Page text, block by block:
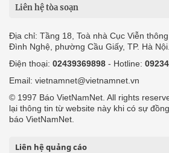
Liên hệ tòa soạn
Địa chỉ: Tầng 18, Toà nhà Cục Viễn
Đình Nghệ, phường Cầu Giấy, TP. Hà Nội.
Điện thoại: 02439369898 - Hotline:
Email: vietnamnet@vietnamnet.vn
© 1997 Báo VietNamNet. All rights
lại thông tin từ website này khi có sự
báo VietNamNet.
Liên hệ quảng cáo